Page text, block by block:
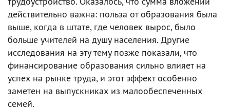
действительно важна: польза от образования была
выше, когда в штате, где человек вырос, было
больше учителей на душу населения. Другие
исследования на эту тему позже показали, что
финансирование образования сильно влияет на
успех на рынке труда, и этот эффект особенно
заметен на выпускниках из малообеспеченных
семей.